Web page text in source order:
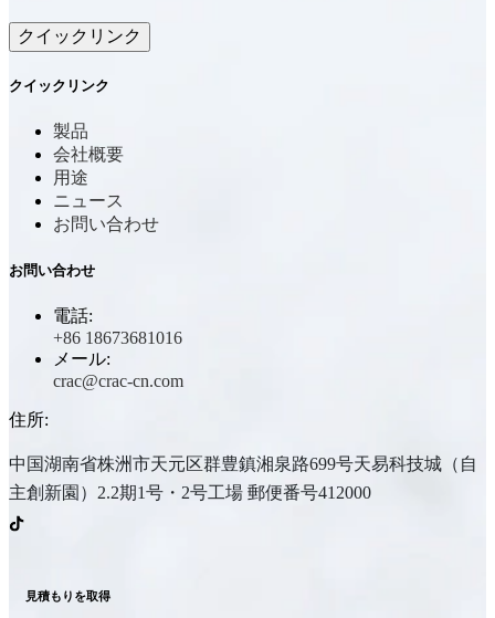
クイックリンク
クイックリンク
製品
会社概要
用途
ニュース
お問い合わせ
お問い合わせ
電話:
+86 18673681016
メール:
crac@crac-cn.com
住所:
中国湖南省株洲市天元区群豊鎮湘泉路699号天易科技城（自
主創新園）2.2期1号・2号工場 郵便番号412000
見積もりを取得